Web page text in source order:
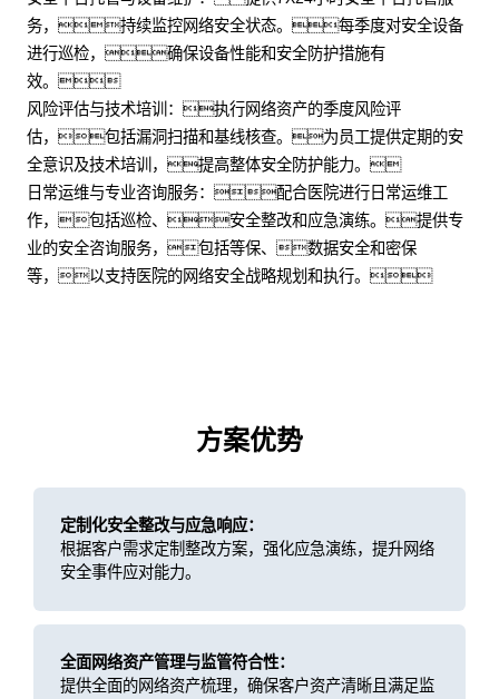
务，持续监控网络安全状态。每季度对安全设备
进行巡检，确保设备性能和安全防护措施有
效。
风险评估与技术培训：执行网络资产的季度风险评
估，包括漏洞扫描和基线核查。为员工提供定期的安
全意识及技术培训，提高整体安全防护能力。
日常运维与专业咨询服务：配合医院进行日常运维工
作，包括巡检、安全整改和应急演练。提供专
业的安全咨询服务，包括等保、数据安全和密保
等，以支持医院的网络安全战略规划和执行。
方案优势
定制化安全整改与应急响应：
根据客户需求定制整改方案，强化应急演练，提升网络
安全事件应对能力。
全面网络资产管理与监管符合性：
提供全面的网络资产梳理，确保客户资产清晰且满足监